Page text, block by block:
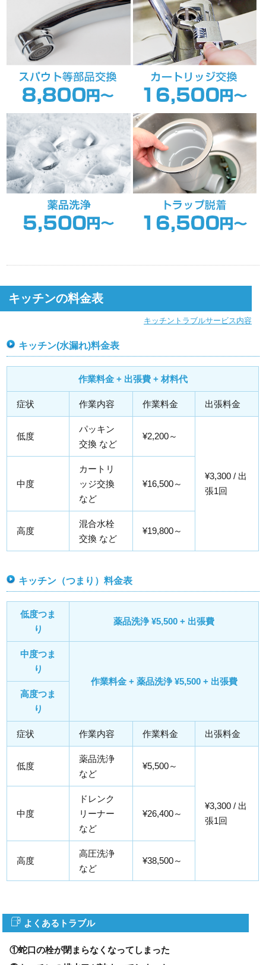
キッチンの料金表
キッチントラブルサービス内容
キッチン(水漏れ)料金表
作業料金 + 出張費 + 材料代
症状 作業内容 作業料金 出張料金
低度
パッキン
交換 など
¥2,200～
¥3,300 / 出
張1回
中度
カートリ
ッジ交換
など
¥16,500～
高度
混合水栓
交換 など
¥19,800～
キッチン（つまり）料金表
低度つま
り
薬品洗浄 ¥5,500 + 出張費
中度つま
り
作業料金 + 薬品洗浄 ¥5,500 + 出張費
高度つま
り
症状 作業内容 作業料金 出張料金
低度
薬品洗浄
など
¥5,500～
¥3,300 / 出
張1回
中度
ドレンク
リーナー
など
¥26,400～
高度
高圧洗浄
など
¥38,500～
よくあるトラブル
①蛇口の栓が閉まらなくなってしまった